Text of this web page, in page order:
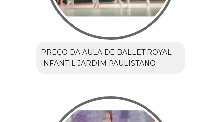
PREÇO DA AULA DE BALLET ROYAL
INFANTIL JARDIM PAULISTANO